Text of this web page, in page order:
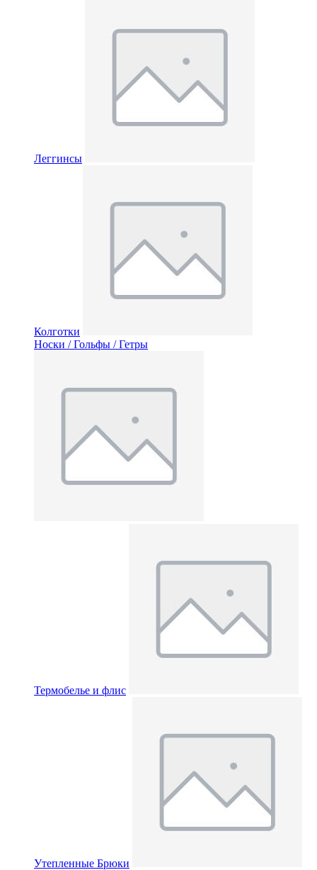
Леггинсы
Колготки
Носки / Гольфы / Гетры
Термобелье и флис
Утепленные Брюки